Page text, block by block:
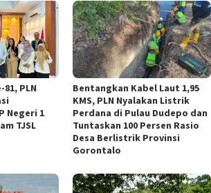
PLN
Negeri 1
TJSL
Bentangkan Kabel Laut 1,95
KMS, PLN Nyalakan Listrik
Perdana di Pulau Dudepo dan
Tuntaskan 100 Persen Rasio
Desa Berlistrik Provinsi
Gorontalo